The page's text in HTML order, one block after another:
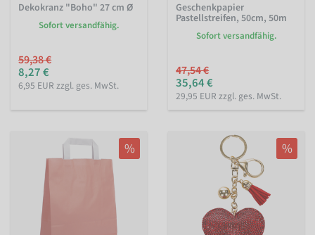
Dekokranz "Boho" 27 cm Ø
Sofort versandfähig.
59,38 €
8,27 €
6,95 EUR zzgl. ges. MwSt.
Geschenkpapier
Pastellstreifen, 50cm, 50m
Sofort versandfähig.
47,54 €
35,64 €
29,95 EUR zzgl. ges. MwSt.
% %